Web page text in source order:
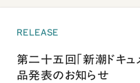
RELEASE
第二十五回「新潮ドキュ
品発表のお知らせ